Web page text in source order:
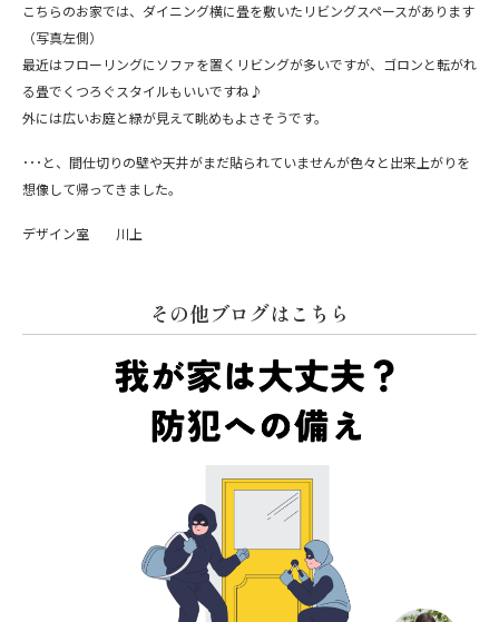
こちらのお家では、ダイニング横に畳を敷いたリビングスペースがあります
（写真左側）
最近はフローリングにソファを置くリビングが多いですが、ゴロンと転がれ
る畳でくつろぐスタイルもいいですね♪
外には広いお庭と緑が見えて眺めもよさそうです。
･･･と、間仕切りの壁や天井がまだ貼られていませんが色々と出来上がりを
想像して帰ってきました。
デザイン室 川上
その他ブログはこちら